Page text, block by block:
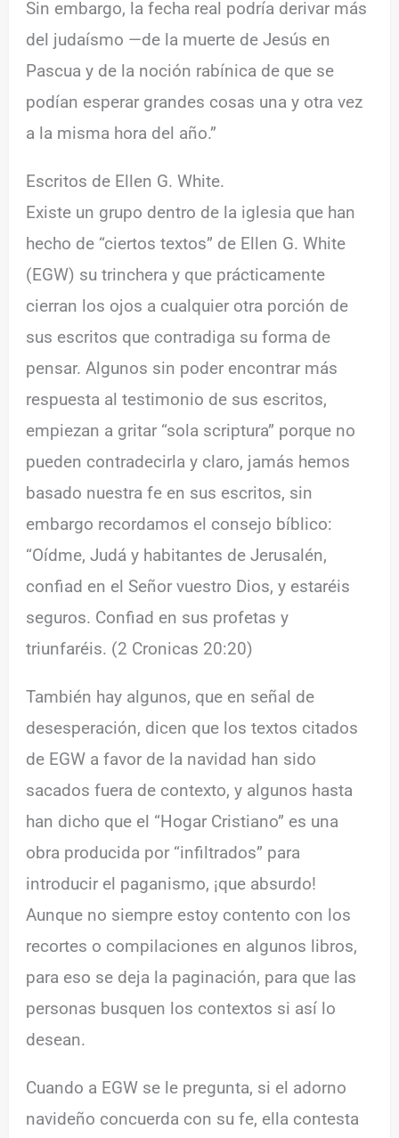
Sin embargo, la fecha real podría derivar más
del judaísmo —de la muerte de Jesús en
Pascua y de la noción rabínica de que se
podían esperar grandes cosas una y otra vez
a la misma hora del año.”
Escritos de Ellen G. White.
Existe un grupo dentro de la iglesia que han
hecho de “ciertos textos” de Ellen G. White
(EGW) su trinchera y que prácticamente
cierran los ojos a cualquier otra porción de
sus escritos que contradiga su forma de
pensar. Algunos sin poder encontrar más
respuesta al testimonio de sus escritos,
empiezan a gritar “sola scriptura” porque no
pueden contradecirla y claro, jamás hemos
basado nuestra fe en sus escritos, sin
embargo recordamos el consejo bíblico:
“Oídme, Judá y habitantes de Jerusalén,
confiad en el Señor vuestro Dios, y estaréis
seguros. Confiad en sus profetas y
triunfaréis. (2 Cronicas 20:20)
También hay algunos, que en señal de
desesperación, dicen que los textos citados
de EGW a favor de la navidad han sido
sacados fuera de contexto, y algunos hasta
han dicho que el “Hogar Cristiano” es una
obra producida por “infiltrados” para
introducir el paganismo, ¡que absurdo!
Aunque no siempre estoy contento con los
recortes o compilaciones en algunos libros,
para eso se deja la paginación, para que las
personas busquen los contextos si así lo
desean.
Cuando a EGW se le pregunta, si el adorno
navideño concuerda con su fe, ella contesta